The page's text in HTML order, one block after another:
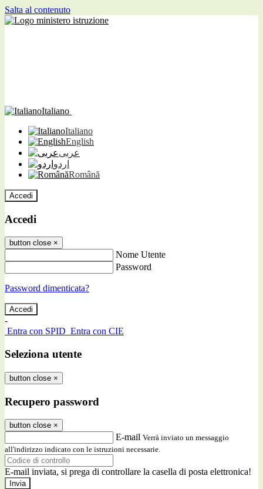
Salta al contenuto
Italiano
Italiano
English
عربى
اردو
Română
Accedi
Accedi
button close ×
Nome Utente
Password
Password dimenticata?
-
Entra con SPID Entra con CIE
Seleziona utente
button close ×
Recupero password
button close ×
E-mail Verrà inviato un messaggio
all'indirizzo indicato con le istruzioni necessarie.
E-mail inviata, si prega di controllare la casella di posta elettronica!